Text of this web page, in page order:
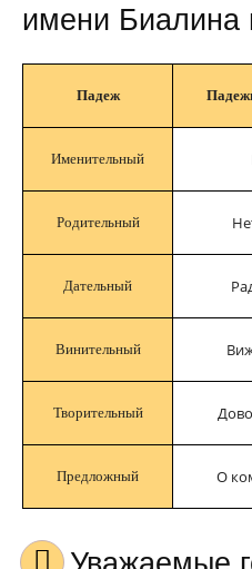
имени Биалина
Падеж
Именительный
Родительный
Дательный
Винительный
Творительный
Предложный О